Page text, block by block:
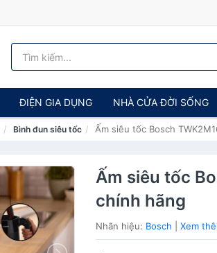
ĐIỆN GIA DỤNG NHÀ CỬA ĐỜI SỐNG
Bình đun siêu tốc Ấm siêu tốc Bosch
Ấm siêu tốc
chính hãng
Nhãn hiệu: Bosch |Xem